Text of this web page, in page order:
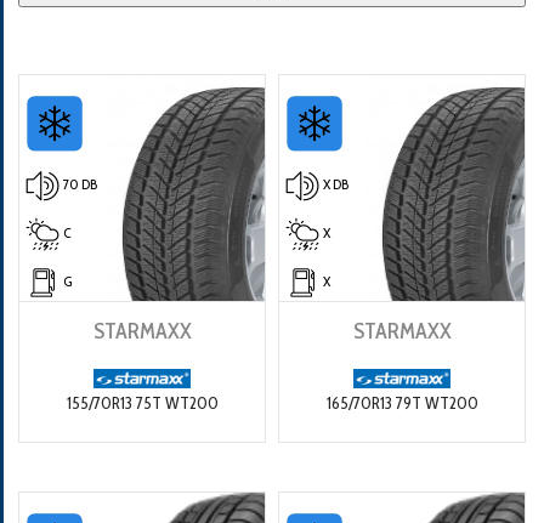
70 DB
C
G
STARMAXX
155/70R13 75T WT200
X DB
X
X
STARMAXX
165/70R13 79T WT200